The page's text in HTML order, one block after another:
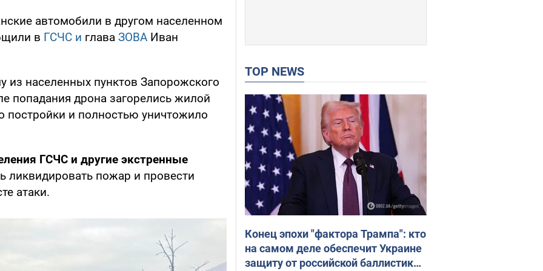
автомобили в другом населенном
в ГСЧС и глава ЗОВА Иван
из населенных пунктов Запорожского
попадания дрона загорелись жилой
постройки и полностью уничтожило
ГСЧС и другие экстренные
ликвидировать пожар и провести
атаки.
TOP NEWS
Конец эпохи "фактора Трампа": кто
на самом деле обеспечит Украине
защиту от российской баллистики.